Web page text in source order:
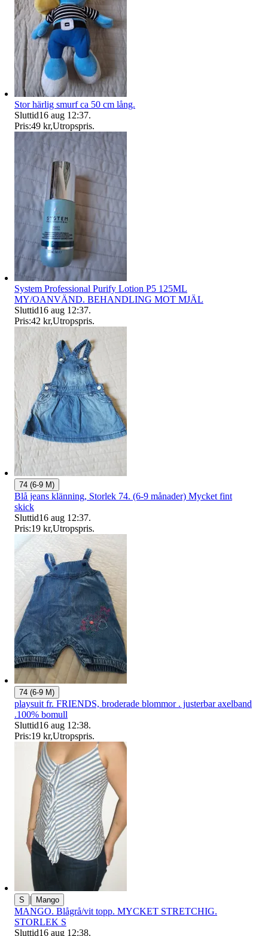
Stor härlig smurf ca 50 cm lång.
Sluttid16 aug 12:37.
Pris:49 kr,Utropspris.
System Professional Purify Lotion P5 125ML
MY/OANVÄND. BEHANDLING MOT MJÄL
Sluttid16 aug 12:37.
Pris:42 kr,Utropspris.
74 (6-9 M)
Blå jeans klänning, Storlek 74. (6-9 månader) Mycket fint
skick
Sluttid16 aug 12:37.
Pris:19 kr,Utropspris.
74 (6-9 M)
playsuit fr. FRIENDS, broderade blommor . justerbar axelband
.100% bomull
Sluttid16 aug 12:38.
Pris:19 kr,Utropspris.
S | Mango
MANGO. Blågrå/vit topp. MYCKET STRETCHIG.
STORLEK S
Sluttid16 aug 12:38.